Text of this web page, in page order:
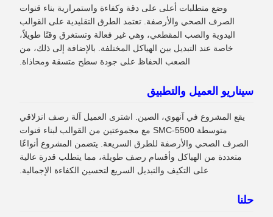
وضع متطلبات أعلى على دقة وكفاءة واستمرارية بناء قنوات
الصرف الصحي والأرصفة. تعتمد الطرق التقليدية على القوالب
اليدوية والصب المقطعي، وهي غير فعالة وتستغرق وقتًا طويلاً،
خاصة عند التبديل بين الهياكل المختلفة. بالإضافة إلى ذلك، من
الصعب الحفاظ على جودة سطح متسقة ومحاذاة.
سيناريو العميل والتطبيق
يقع المشروع في آنهوي، الصين. اشترى العميل آلة رصف انزلاقي
متوسطة SMC-5500 مع مجموعتين من القوالب لبناء قنوات
الصرف الصحي والأرصفة للطرق السريعة. يتضمن المشروع أنواعًا
متعددة من الهياكل وأقسام رصف طويلة، مما يتطلب قدرة عالية
على التكيف والتبديل السريع لتحسين الكفاءة الإجمالية.
حلنا